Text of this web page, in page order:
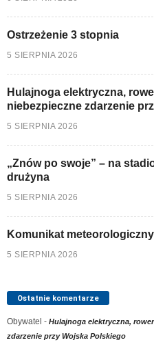
Ostrzeżenie 3 stopnia
5 SIERPNIA 2026
Hulajnoga elektryczna,
niebezpieczne zdarzenie
5 SIERPNIA 2026
„Znów po swoje” – na
drużyna
5 SIERPNIA 2026
Komunikat meteorologiczny
5 SIERPNIA 2026
Ostatnie komentarze
Obywatel - Hulajnoga elektryczna,
zdarzenie przy Wojska Polskiego